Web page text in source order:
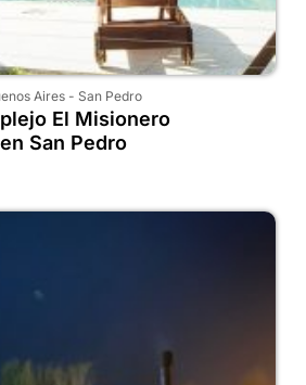
Aires- San Pedro
El Misionero
en San Pedro